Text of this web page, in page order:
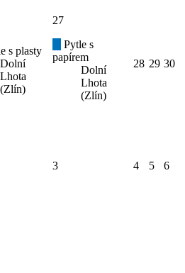
s plasty
Dolní
Lhota
(Zlín)
27
Pytle s
papírem
Dolní
Lhota
(Zlín)
28 29 30
3 4 5 6